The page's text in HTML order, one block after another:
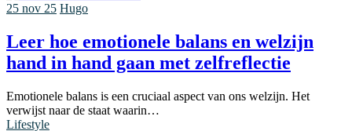
25 nov 25 Hugo
Leer hoe emotionele balans en welzijn
hand in hand gaan met zelfreflectie
Emotionele balans is een cruciaal aspect van ons welzijn. Het
verwijst naar de staat waarin…
Lifestyle